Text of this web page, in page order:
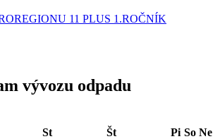
vývozu odpadu
St Št Pi So Ne